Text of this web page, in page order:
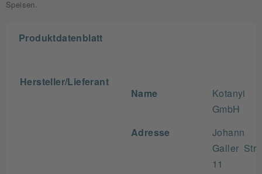
Speisen.
Produktdatenblatt
Hersteller/Lieferant
Name
Kotanyi
GmbH
Adresse
Johann
Galler
11